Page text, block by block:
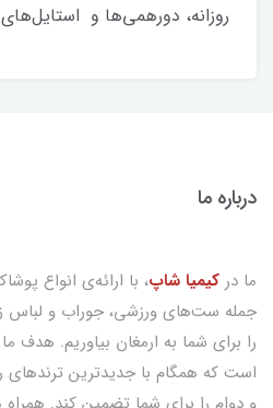
روزانه، دورهمی‌ها و
درباره ما
ما در کیمیا شاپ، با ارائه‌ی انواع
جمله ست‌های ورزشی، جوراب و لباس
را برای شما به ارمغان بیاوریم. هدف
است که همگام با جدیدترین ترندهای